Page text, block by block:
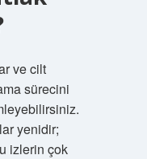
ve cilt
sürecini
yenidir;
izlerin çok